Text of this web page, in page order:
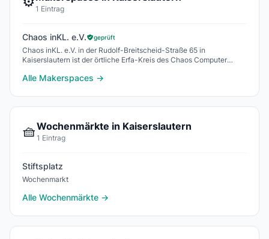
1 Eintrag
Chaos inKL. e.V. geprüft
Chaos inKL. e.V. in der Rudolf-Breitscheid-Straße 65 in
Kaiserslautern ist der örtliche Erfa-Kreis des Chaos Computer
Alle Makerspaces →
🧺Wochenmärkte in Kaiserslautern
1 Eintrag
Stiftsplatz
Wochenmarkt
Alle Wochenmärkte →